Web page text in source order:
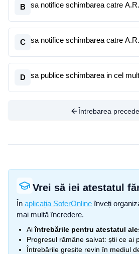
B sa notifice schimbarea catre
C sa notifice schimbarea catre
D sa publice schimbarea in cel
Întrebarea
Vrei să iei atestatul
În aplicația SoferOnline înveți
mai multă încredere.
Aiîntrebările pentru atestatul
Progresul rămâne salvat: știi ce ai
Întrebările greșite revin în mediul